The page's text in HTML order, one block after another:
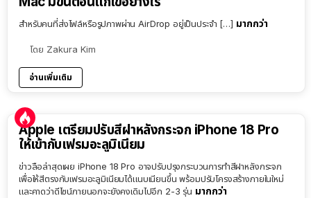
สำหรับคนที่ส่งไฟล์หรือรูปภาพผ่าน AirDrop อยู่เป็นประจำ […] มากกว่า
โดย Zakura Kim
อ่านเพิ่มเติม
Apple เตรียมปรับสีฝาหลังกระจก iPhone 18 Pro
ให้เข้ากับเฟรมอะลูมิเนียม
ข่าวลือล่าสุดเผย iPhone 18 Pro อาจปรับปรุงกระบวนการทำสีฝาหลังกระจก
เพื่อให้สีตรงกับเฟรมอะลูมิเนียมได้แนบเนียนขึ้น พร้อมปรับโครงสร้างภายในใหม่
และคาดว่าดีไซน์ภายนอกจะยังคงเดิมไปอีก 2-3 รุ่น มากกว่า